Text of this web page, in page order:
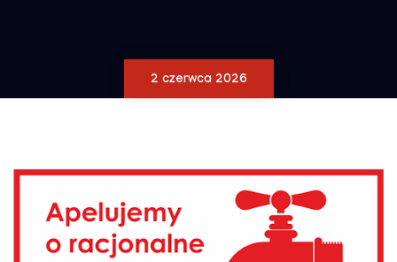
2 czerwca 2026